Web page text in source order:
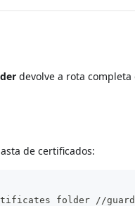
devolve a rota
de certificados:
folder //